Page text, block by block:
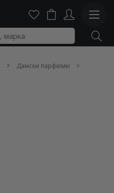
Дамски парфюми